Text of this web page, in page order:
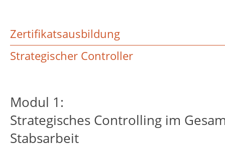
Zertifikatsausbildung
Strategischer Controller
Modul 1:
Strategisches Controlling im
Stabsarbeit